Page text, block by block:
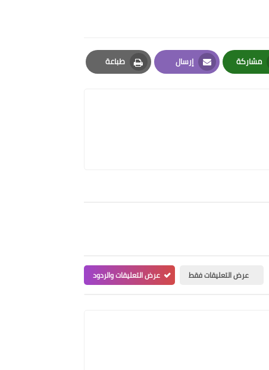
مشاركة
Whatsapp
إرسال
Email
طباعة
Print
عرض التعليقات فقط عرض التعليقات والردود